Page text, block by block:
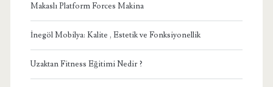
Makaslı Platform Forces Makina
İnegöl Mobilya: Kalite , Estetik ve Fonksiyonellik
Uzaktan Fitness Eğitimi Nedir ?